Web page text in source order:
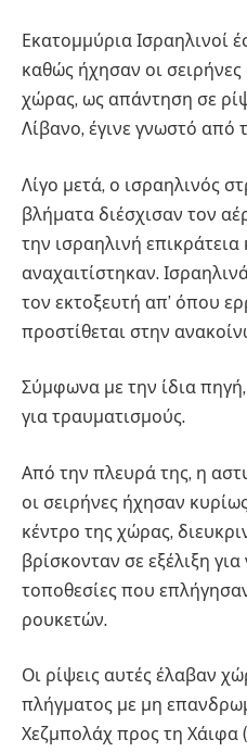
Εκατομμύρια Ισραηλινοί
καθώς ήχησαν οι
χώρας, ως απάντηση σε
Λίβανο, έγινε γνωστό από
Λίγο μετά, ο ισραηλινός
βλήματα διέσχισαν τον
την ισραηλινή επικράτεια
αναχαιτίστηκαν.
τον εκτοξευτή απ’ όπου
προστίθεται στην
Σύμφωνα με την ίδια
για τραυματισμούς.
Από την πλευρά της, η
οι σειρήνες ήχησαν
κέντρο της χώρας,
βρίσκονταν σε εξέλιξη
τοποθεσίες που
ρουκετών.
Οι ρίψεις αυτές έλαβαν
πλήγματος με μη
Χεζμπολάχ προς τη Χάιφα